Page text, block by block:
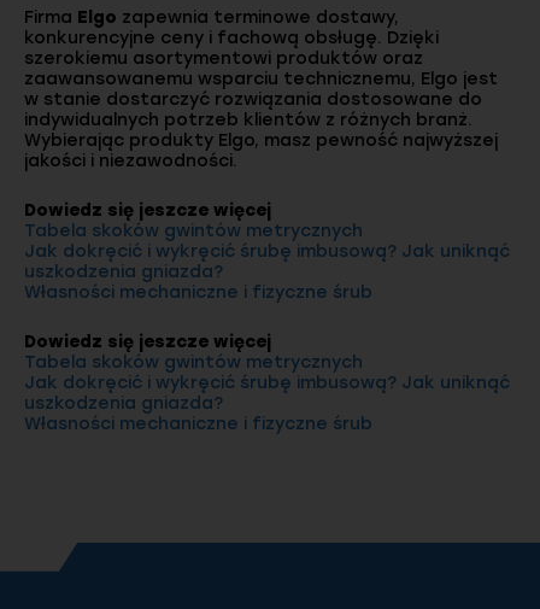
Firma Elgo zapewnia terminowe dostawy,
konkurencyjne ceny i fachową obsługę. Dzięki
szerokiemu asortymentowi produktów oraz
zaawansowanemu wsparciu technicznemu, Elgo jest
w stanie dostarczyć rozwiązania dostosowane do
indywidualnych potrzeb klientów z różnych branż.
Wybierając produkty Elgo, masz pewność najwyższej
jakości i niezawodności.
Dowiedz się jeszcze więcej
Tabela skoków gwintów metrycznych
Jak dokręcić i wykręcić śrubę imbusową? Jak uniknąć
uszkodzenia gniazda?
Własności mechaniczne i fizyczne śrub
Dowiedz się jeszcze więcej
Tabela skoków gwintów metrycznych
Jak dokręcić i wykręcić śrubę imbusową? Jak uniknąć
uszkodzenia gniazda?
Własności mechaniczne i fizyczne śrub